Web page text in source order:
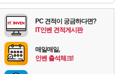
PC 견적이 궁금하다면?
IT인벤 견적게시판
매일매일,
인벤 출석체크!